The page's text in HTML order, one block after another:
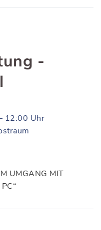
-
12:00 Uhr
UMGANG MIT